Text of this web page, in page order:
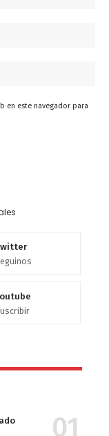
en este navegador para